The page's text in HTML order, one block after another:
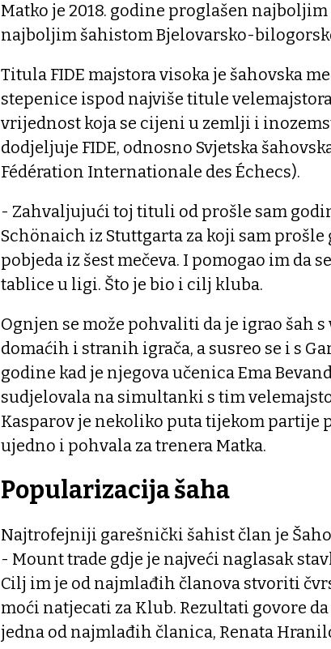
Matko je 2018. godine proglašen
najboljim šahistom Bjelovarsko-
Titula FIDE majstora visoka je šahovska
stepenice ispod najviše titule
vrijednost koja se cijeni u zemlji i
dodjeljuje FIDE, odnosno Svjetska
Fédération Internationale des Échecs).
- Zahvaljujući toj tituli od prošle sam
Schönaich iz Stuttgarta za koji sam
pobjeda iz šest mečeva. I pomogao im da
tablice u ligi. Što je bio i cilj kluba.
Ognjen se može pohvaliti da je igrao šah
domaćih i stranih igrača, a susreo se i s
godine kad je njegova učenica Ema
sudjelovala na simultanki s tim
Kasparov je nekoliko puta tijekom partije
ujedno i pohvala za trenera Matka.
Popularizacija šaha
Najtrofejniji garešnički šahist član je
- Mount trade gdje je najveći naglasak
Cilj im je od najmlađih članova stvoriti
moći natjecati za Klub. Rezultati govore
jedna od najmlađih članica, Renata